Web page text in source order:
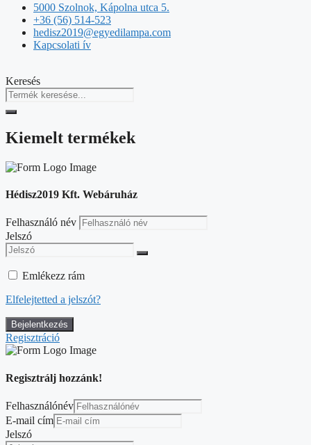
5000 Szolnok, Kápolna utca 5.
+36 (56) 514-523
hedisz2019@egyedilampa.com
Kapcsolati ív
Keresés
Kiemelt termékek
Hédisz2019 Kft. Webáruház
Felhasználó név
Jelszó
Emlékezz rám
Elfelejtetted a jelszót?
Regisztráció
Regisztrálj hozzánk!
Felhasználónév
E-mail cím
Jelszó